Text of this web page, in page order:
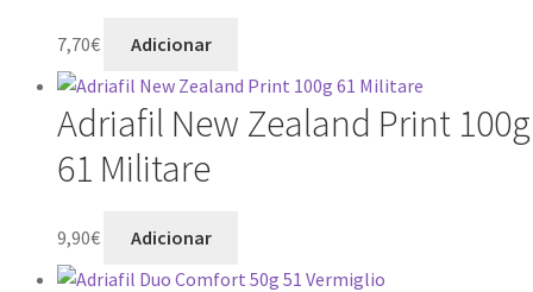
7,70€ Adicionar
Adriafil New Zealand Print 100g
61 Militare
9,90€ Adicionar